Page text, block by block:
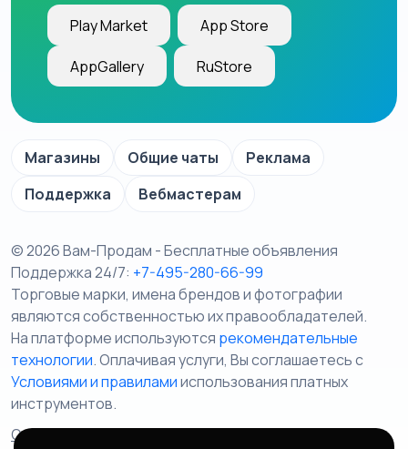
Play Market App Store
AppGallery RuStore
Магазины Общие чаты
Реклама
Поддержка
Вебмастерам
© 2026 Вам-Продам - Бесплатные объявления
Поддержка 24/7: +7-495-280-66-99
Торговые марки, имена брендов и фотографии
являются собственностью их правообладателей.
На платформе используются рекомендательные
технологии. Оплачивая услуги, Вы соглашаетесь c
Условиями и правиламииспользования платных
инструментов.
Отказ от ответственности
Правила сервиса